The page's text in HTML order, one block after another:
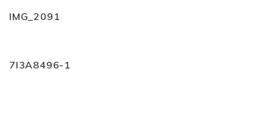
IMG_2091
7I3A8496-1